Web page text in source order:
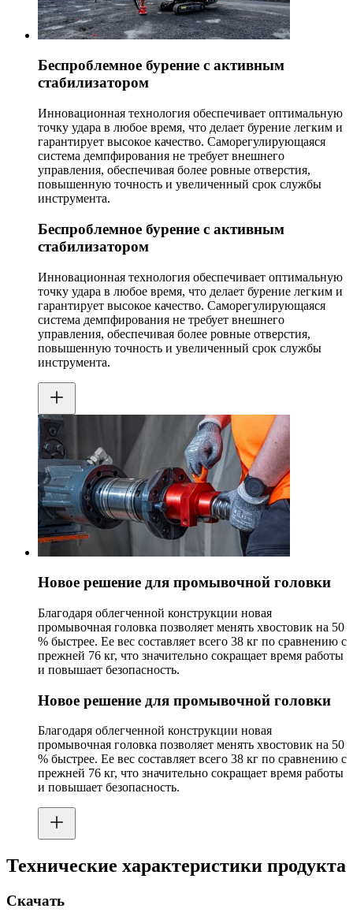
Беспроблемное бурение с активным
стабилизатором
Инновационная технология обеспечивает оптимальную
точку удара в любое время, что делает бурение легким и
гарантирует высокое качество. Саморегулирующаяся
система демпфирования не требует внешнего
управления, обеспечивая более ровные отверстия,
повышенную точность и увеличенный срок службы
инструмента.
Беспроблемное бурение с активным
стабилизатором
Инновационная технология обеспечивает оптимальную
точку удара в любое время, что делает бурение легким и
гарантирует высокое качество. Саморегулирующаяся
система демпфирования не требует внешнего
управления, обеспечивая более ровные отверстия,
повышенную точность и увеличенный срок службы
инструмента.
Новое решение для промывочной головки
Благодаря облегченной конструкции новая
промывочная головка позволяет менять хвостовик на 50
% быстрее. Ее вес составляет всего 38 кг по сравнению с
прежней 76 кг, что значительно сокращает время работы
и повышает безопасность.
Новое решение для промывочной головки
Благодаря облегченной конструкции новая
промывочная головка позволяет менять хвостовик на 50
% быстрее. Ее вес составляет всего 38 кг по сравнению с
прежней 76 кг, что значительно сокращает время работы
и повышает безопасность.
Технические характеристики продукта
Скачать